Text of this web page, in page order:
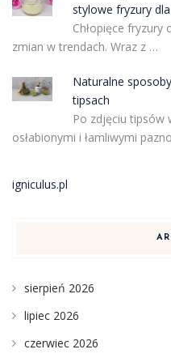
stylowe fryzury
Chłopięce fryzury
zmian w trendach. Wraz z …
Naturalne
tipsach
Po zdjęciu tipsów
osłabionymi i łamliwymi
igniculus.pl
sierpień 2026
lipiec 2026
czerwiec 2026